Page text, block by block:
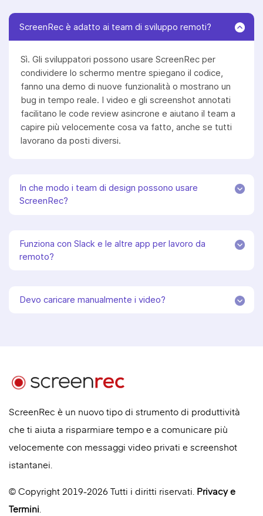
ScreenRec è adatto ai team di sviluppo remoti?
Sì. Gli sviluppatori possono usare ScreenRec per
condividere lo schermo mentre spiegano il codice,
fanno una demo di nuove funzionalità o mostrano un
bug in tempo reale. I video e gli screenshot annotati
facilitano le code review asincrone e aiutano il team a
capire più velocemente cosa va fatto, anche se tutti
lavorano da posti diversi.
In che modo i team di design possono usare
ScreenRec?
Funziona con Slack e le altre app per lavoro da
remoto?
Devo caricare manualmente i video?
ScreenRec è un nuovo tipo di strumento di produttività
che ti aiuta a risparmiare tempo e a comunicare più
velocemente con messaggi video privati e screenshot
istantanei.
© Copyright 2019-2026 Tutti i diritti riservati. Privacye
Termini